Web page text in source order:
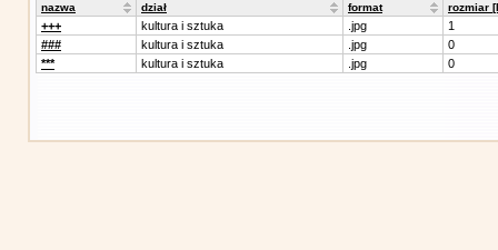
nazwa dział format rozmiar
+++ kultura i sztuka .jpg
1
###
kultura i sztuka .jpg
0
***
kultura i sztuka .jpg 0